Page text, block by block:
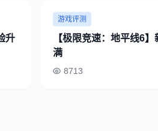
升
游戏评测
【极限竞速：地平线6
满
8713